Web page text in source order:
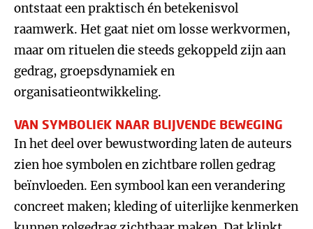
ontstaat een praktisch én betekenisvol
raamwerk. Het gaat niet om losse werkvormen,
maar om rituelen die steeds gekoppeld zijn aan
gedrag, groepsdynamiek en
organisatieontwikkeling.
VAN SYMBOLIEK NAAR BLIJVENDE BEWEGING
In het deel over bewustwording laten de auteurs
zien hoe symbolen en zichtbare rollen gedrag
beïnvloeden. Een symbool kan een verandering
concreet maken; kleding of uiterlijke kenmerken